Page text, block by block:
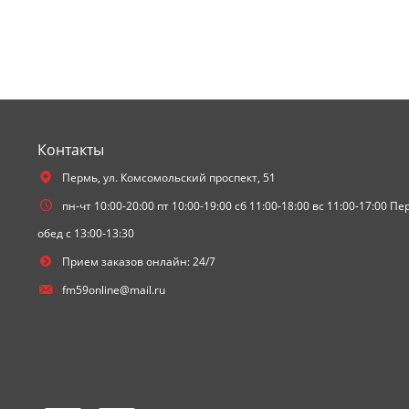
Контакты
Пермь, ул. Комсомольский проспект, 51
пн-чт 10:00-20:00 пт 10:00-19:00 сб 11:00-18:00 вс 11:00-17:00
обед с 13:00-13:30
Прием заказов онлайн: 24/7
fm59online@mail.ru